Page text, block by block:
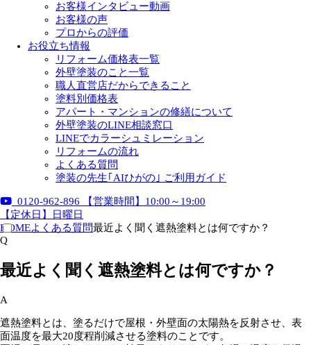
お客様インタビュー動画
お客様の声
プロからの評価
お役立ち情報
リフォーム価格表一覧
外壁塗装のこと一覧
職人直営店だからできること
塗料別価格表
アパート・マンションの修繕について
外壁塗装のLINE相談窓口
LINEでカラーシュミレーション
リフォームの流れ
よくある質問
塗装の先生｢AIひがの｣ ご利用ガイド
0120-962-896
【営業時間】10:00～19:00
【定休日】日曜日
HOMEよくある質問最近よく聞く遮熱塗料とは何ですか？
Q
最近よく聞く遮熱塗料とは何ですか？
A
遮熱塗料とは、塗るだけで屋根・外壁面の太陽熱を反射させ、表
面温度を最大20度程削減させる塗料のことです。